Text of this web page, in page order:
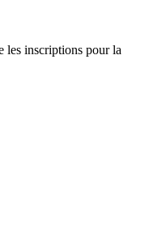
les inscriptions pour la